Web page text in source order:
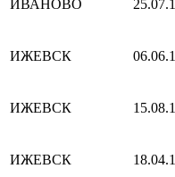
ИВАНОВО
ИЖЕВСК
ИЖЕВСК
ИЖЕВСК